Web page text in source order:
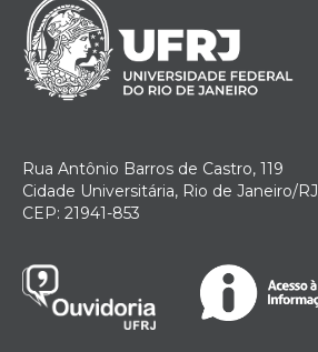
Rua Antônio Barros de Castro, 119
Cidade Universitária, Rio de Janeiro/RJ
CEP: 21941-853